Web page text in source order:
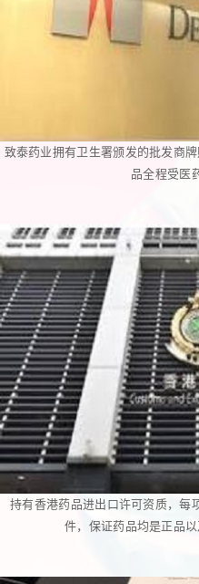
致泰药业拥有卫生署颁发的批发商
品全程受医
持有香港药品进出口许可资质，每
件，保证药品均是正品